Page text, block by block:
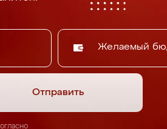
Желаемый
Отправить